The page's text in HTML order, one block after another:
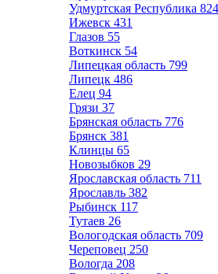
Удмуртская Республика 824
Ижевск 431
Глазов 55
Воткинск 54
Липецкая область 799
Липецк 486
Елец 94
Грязи 37
Брянская область 776
Брянск 381
Клинцы 65
Новозыбков 29
Ярославская область 711
Ярославль 382
Рыбинск 117
Тутаев 26
Вологодская область 709
Череповец 250
Вологда 208